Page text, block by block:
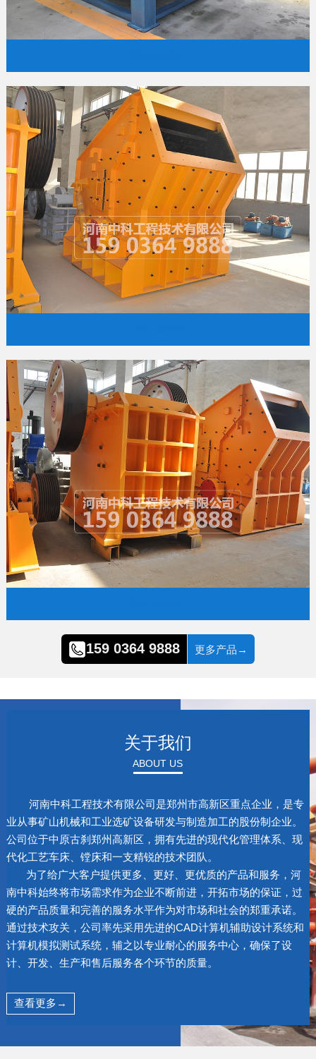
159 0364 9888 更多产品→
关于我们
ABOUT US
河南中科工程技术有限公司是郑州市高新区重点企业，是专
业从事矿山机械和工业选矿设备研发与制造加工的股份制企业。
公司位于中原古刹郑州高新区，拥有先进的现代化管理体系、现
代化工艺车床、镗床和一支精锐的技术团队。
为了给广大客户提供更多、更好、更优质的产品和服务，河
南中科始终将市场需求作为企业不断前进，开拓市场的保证，过
硬的产品质量和完善的服务水平作为对市场和社会的郑重承诺。
通过技术攻关，公司率先采用先进的CAD计算机辅助设计系统和
计算机模拟测试系统，辅之以专业耐心的服务中心，确保了设
计、开发、生产和售后服务各个环节的质量。
查看更多→